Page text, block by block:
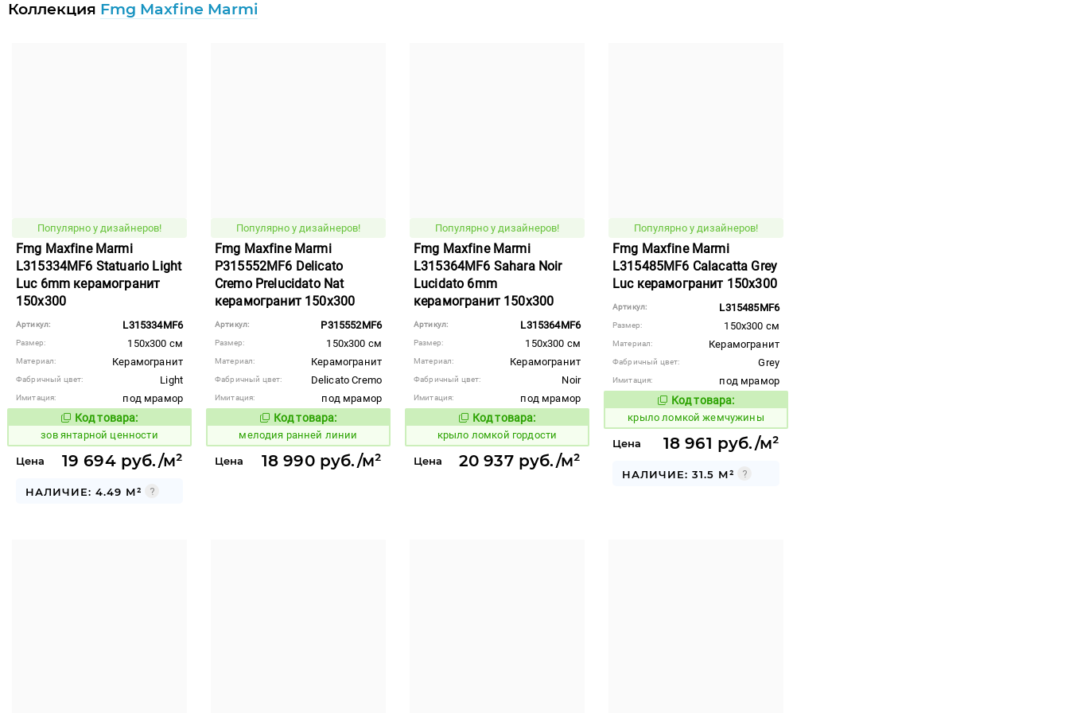
Коллекция Fmg Maxfine Marmi
Популярно у дизайнеров!
Fmg Maxfine Marmi
L315334MF6 Statuario Light
Luc 6mm керамогранит
150x300
Артикул: L315334MF6
Размер: 150x300 см
Материал: Керамогранит
Фабричный цвет: Light
Имитация:
под мрамор
Код товара:
515492 Код товара:
зов янтарной ценности
Цена 19 694 руб./м²
НАЛИЧИЕ: 4.49 М²
Популярно у дизайнеров!
Fmg Maxfine Marmi
P315552MF6 Delicato
Cremo Prelucidato Nat
керамогранит 150x300
Артикул: P315552MF6
Размер: 150x300 см
Материал: Керамогранит
Фабричный цвет: Delicato Cremo
Имитация:
под мрамор
Код товара:
962794 Код товара:
мелодия ранней линии
Цена 18 990 руб./м²
Популярно у дизайнеров!
Fmg Maxfine Marmi
L315364MF6 Sahara Noir
Lucidato 6mm
керамогранит 150x300
Артикул: L315364MF6
Размер: 150x300 см
Материал: Керамогранит
Фабричный цвет: Noir
Имитация:
под мрамор
Код товара:
834143 Код товара:
крыло ломкой гордости
Цена 20 937 руб./м²
Популярно у дизайнеров!
Fmg Maxfine Marmi
L315485MF6 Calacatta Grey
Luc керамогранит 150x300
Артикул: L315485MF6
Размер: 150x300 см
Материал: Керамогранит
Фабричный цвет: Grey
Имитация:
под мрамор
Код товара:
834151 Код товара:
крыло ломкой жемчужины
Цена 18 961 руб./м²
НАЛИЧИЕ: 31.5 М²